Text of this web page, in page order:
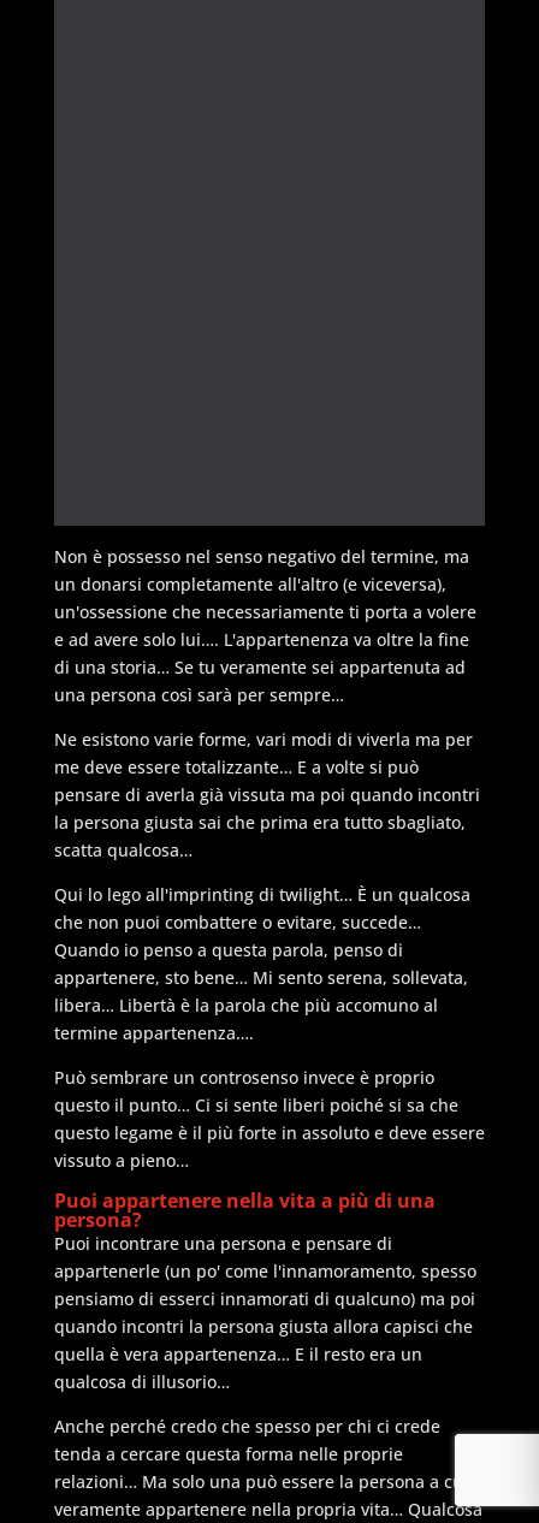
Non è possesso nel senso negativo del termine, ma
un donarsi completamente all'altro (e viceversa),
un'ossessione che necessariamente ti porta a volere
e ad avere solo lui…. L'appartenenza va oltre la fine
di una storia… Se tu veramente sei appartenuta ad
una persona così sarà per sempre…
Ne esistono varie forme, vari modi di viverla ma per
me deve essere totalizzante… E a volte si può
pensare di averla già vissuta ma poi quando incontri
la persona giusta sai che prima era tutto sbagliato,
scatta qualcosa…
Qui lo lego all'imprinting di twilight… È un qualcosa
che non puoi combattere o evitare, succede…
Quando io penso a questa parola, penso di
appartenere, sto bene… Mi sento serena, sollevata,
libera… Libertà è la parola che più accomuno al
termine appartenenza….
Può sembrare un controsenso invece è proprio
questo il punto… Ci si sente liberi poiché si sa che
questo legame è il più forte in assoluto e deve essere
vissuto a pieno…
Puoi appartenere nella vita a più di una
persona?
Puoi incontrare una persona e pensare di
appartenerle (un po' come l'innamoramento, spesso
pensiamo di esserci innamorati di qualcuno) ma poi
quando incontri la persona giusta allora capisci che
quella è vera appartenenza… E il resto era un
qualcosa di illusorio…
Anche perché credo che spesso per chi ci crede
tenda a cercare questa forma nelle proprie
relazioni… Ma solo una può essere la persona a cui
veramente appartenere nella propria vita… Qualcosa